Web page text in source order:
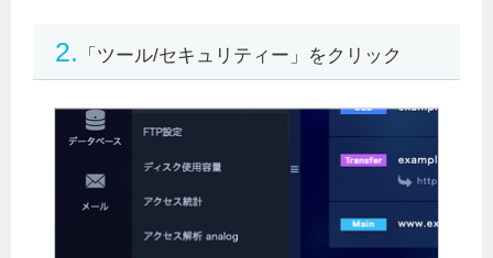
2. 「ツール/セキュリティー」をクリック